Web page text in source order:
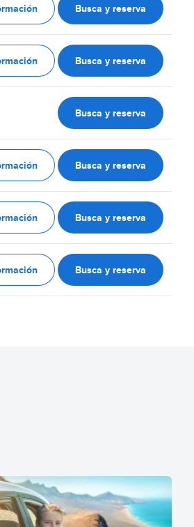
Busca y reserva
Busca y reserva
Busca y reserva
Busca y reserva
Busca y reserva
Busca y reserva